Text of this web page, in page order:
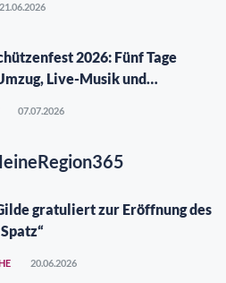
21.06.2026
2026: Fünf Tage
Live-Musik und
07.07.2026
gratuliert zur Eröffnung des
20.06.2026